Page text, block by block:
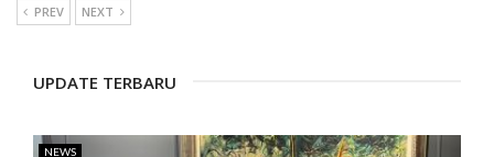
PREV NEXT
UPDATE TERBARU
NEWS